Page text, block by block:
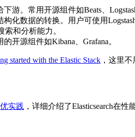
。常用开源组件如Beats、
数据的转换。用户可使用Logstash
索和分析能力。
开源组件如Kibana、Grafana。
started with the Elastic Stack ，这里不
实践 ，详细介绍了Elasticsearch在